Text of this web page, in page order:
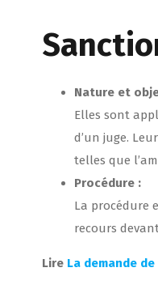
Nature et
Elles sont
d’un juge.
telles que
Procédure :
La procédure
recours
Lire La demande